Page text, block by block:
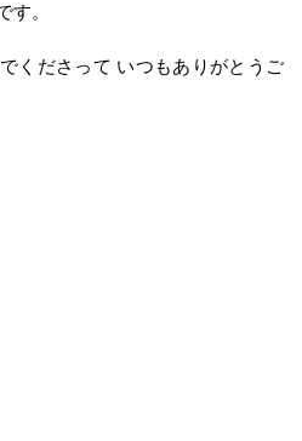
す。
くださって いつもありがとうご